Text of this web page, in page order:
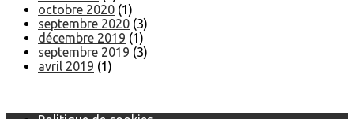
octobre 2020 (1)
septembre 2020 (3)
décembre 2019 (1)
septembre 2019 (3)
avril 2019 (1)